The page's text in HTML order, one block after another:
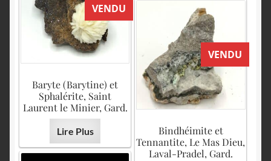
VENDU
Baryte (Barytine) et
Sphalérite, Saint
Laurent le Minier, Gard.
Lire Plus
VENDU
Bindhéimite et
Tennantite, Le Mas Dieu,
Laval-Pradel, Gard.